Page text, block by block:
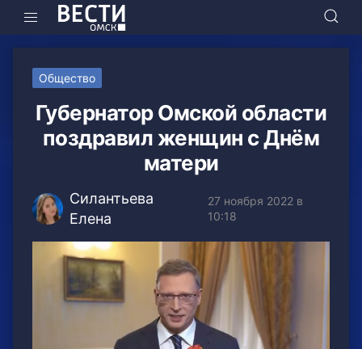
Общество
Губернатор Омской области
поздравил женщин с Днём
матери
Силантьева
Елена
27 ноября 2022 в
10:18